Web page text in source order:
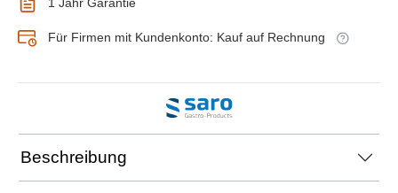
1 Jahr Garantie
Für Firmen mit Kundenkonto: Kauf auf Rechnung
Beschreibung